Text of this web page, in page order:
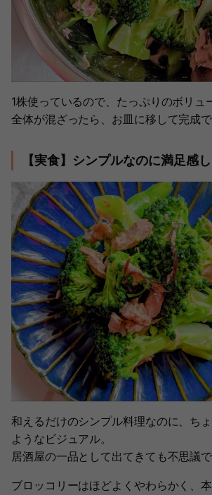
1株使っているので、たっぷりのボリュ
全体が混ざったら、お皿に移して完成で
【実食】シンプルなのに満足感
和えるだけのシンプル料理なのに、ち
ようなビジュアル。
居酒屋の一品として出てきても不思議で
ブロッコリーはほどよくやわらかく、